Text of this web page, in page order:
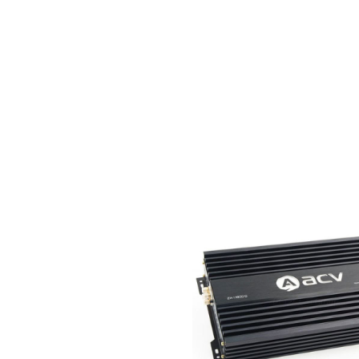
высоких и
Такая
где